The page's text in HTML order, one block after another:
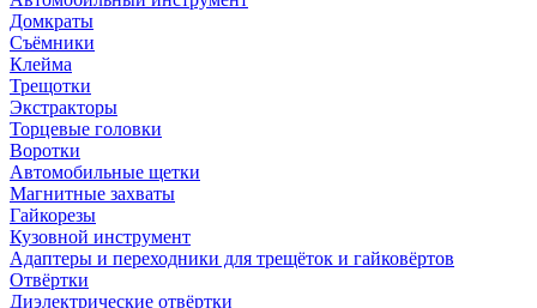
Домкраты
Съёмники
Клейма
Трещотки
Экстракторы
Торцевые головки
Воротки
Автомобильные щетки
Магнитные захваты
Гайкорезы
Кузовной инструмент
Адаптеры и переходники для трещёток и гайковёртов
Отвёртки
Диэлектрические отвёртки